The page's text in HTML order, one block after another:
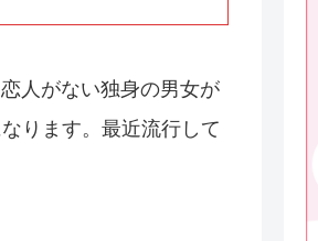
人がない独身の男女が
ります。最近流行して